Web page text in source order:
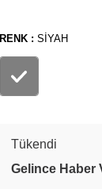
RENK : SIYAH
Tükendi
Gelince Haber